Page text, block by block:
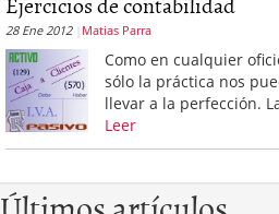
17, 2015
Ventajas de las Tarjetas
Aportes de capital junio
¿Qué es el análisis
¿Quién debe firmar un
28 Ene 2012 Matias Parra
Como en cualquier
sólo la práctica nos
llevar a la perfección.
Leer